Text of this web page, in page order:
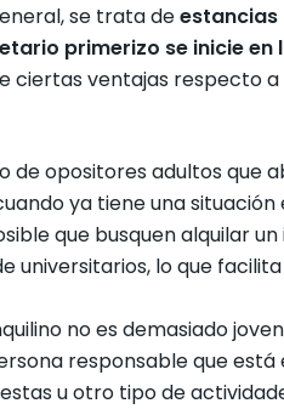
se trata deestancias
primerizo se inicie en
ciertas ventajas respecto a
de opositores adultos que
ya tiene una
que busquen alquilar
universitarios, lo que
no es demasiado
responsable que
u otro tipo de